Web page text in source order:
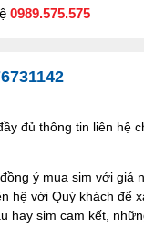
0989.575.575
đủ thông tin liên hệ
ý mua sim với giá
hệ với Quý khách để
hay sim cam kết,